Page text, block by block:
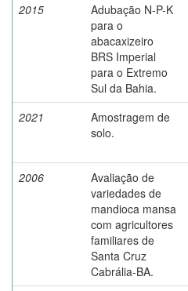
2015
Adubação N-P-K
para o
abacaxizeiro
BRS Imperial
para o Extremo
Sul da Bahia.
2021
Amostragem de
solo.
2006
Avaliação de
variedades de
mandioca mansa
com agricultores
familiares de
Santa Cruz
Cabrália-BA.